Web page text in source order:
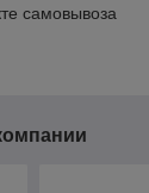
самовывоза